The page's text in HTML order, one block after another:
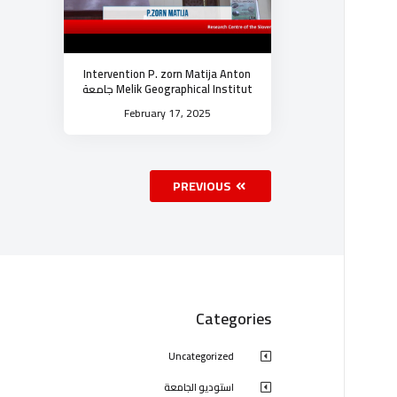
Intervention P. zorn Matija Anton
Melik Geographical Institut جامعة
February 17, 2025
Categories
Uncategorized
استوديو الجامعة